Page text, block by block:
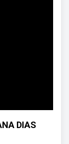
DIAS